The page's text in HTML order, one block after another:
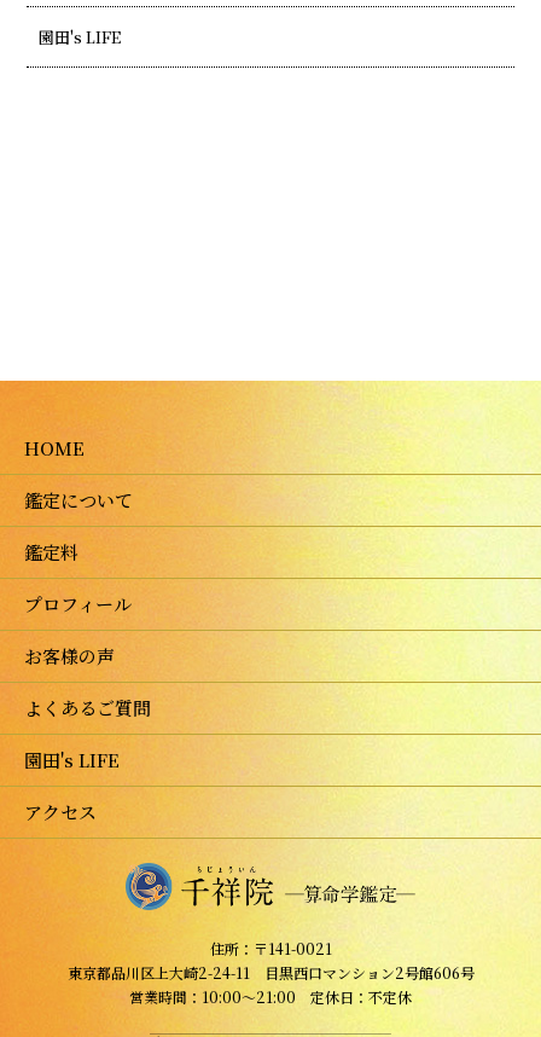
園田's LIFE
HOME
鑑定について
鑑定料
プロフィール
お客様の声
よくあるご質問
園田's LIFE
アクセス
住所：〒141-0021
東京都品川区上大崎2-24-11 目黒西口マンション2号館606号
営業時間：10:00～21:00 定休日：不定休